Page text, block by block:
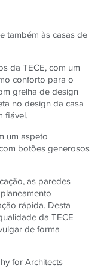
também às casas de
da TECE, com um
conforto para o
grelha de design
no design da casa
fiável.
um aspeto
botões generosos
as paredes
rápida. Desta
da TECE
de forma
for Architects